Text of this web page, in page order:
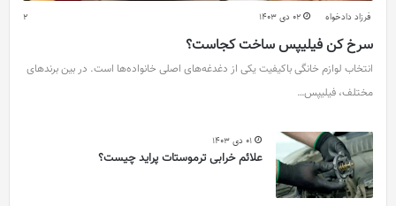
فرزاد دادخواه 02 دی 1403 2
سرخ کن فیلیپس ساخت کجاست؟
انتخاب لوازم خانگی باکیفیت یکی از دغدغه‌های اصلی خانواده‌ها است. در بین برندهای
مختلف، فیلیپس…
01 دی 1403
علائم خرابی ترموستات پراید چیست؟